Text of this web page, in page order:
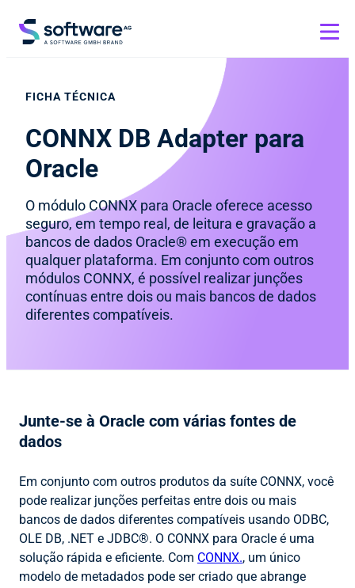
FICHA TÉCNICA
CONNX DB Adapter para
Oracle
O módulo CONNX para Oracle oferece acesso
seguro, em tempo real, de leitura e gravação a
bancos de dados Oracle® em execução em
qualquer plataforma. Em conjunto com outros
módulos CONNX, é possível realizar junções
contínuas entre dois ou mais bancos de dados
diferentes compatíveis.
Junte-se à Oracle com várias fontes de
dados
Em conjunto com outros produtos da suíte CONNX, você
pode realizar junções perfeitas entre dois ou mais
bancos de dados diferentes compatíveis usando ODBC,
OLE DB, .NET e JDBC®. O CONNX para Oracle é uma
solução rápida e eficiente. Com CONNX., um único
modelo de metadados pode ser criado que abrange